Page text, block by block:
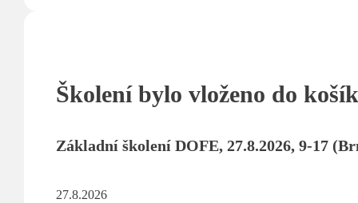
Školení bylo vloženo do
Základní školení DOFE, 27.8.2026, 9-17
27.8.2026